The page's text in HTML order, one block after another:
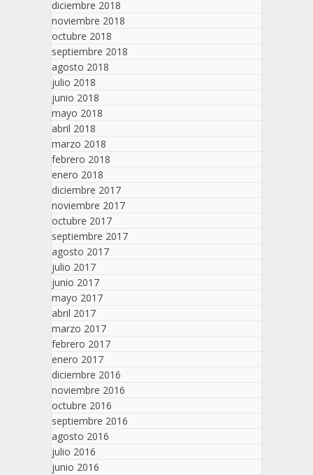
diciembre 2018
noviembre 2018
octubre 2018
septiembre 2018
agosto 2018
julio 2018
junio 2018
mayo 2018
abril 2018
marzo 2018
febrero 2018
enero 2018
diciembre 2017
noviembre 2017
octubre 2017
septiembre 2017
agosto 2017
julio 2017
junio 2017
mayo 2017
abril 2017
marzo 2017
febrero 2017
enero 2017
diciembre 2016
noviembre 2016
octubre 2016
septiembre 2016
agosto 2016
julio 2016
junio 2016